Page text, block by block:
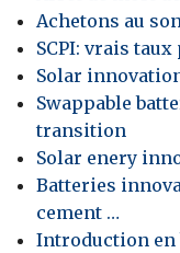
Achetons au
SCPI: vrais
Solar
Swappable
transition
Solar enery
Batteries
cement …
Introduction en